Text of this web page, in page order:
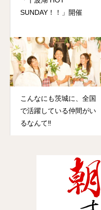
SUNDAY！！」開催
こんなにも茨城に、全国
で活躍している仲間がい
るなんて‼️